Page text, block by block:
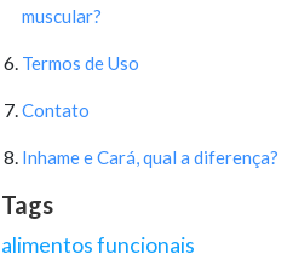
muscular?
Termos de Uso
Contato
Inhame e Cará, qual a diferença?
Tags
alimentos funcionais